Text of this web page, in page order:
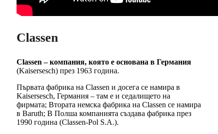
Classen
Classen – компания, която е основана в Германия
(Kaisersesch) през 1963 година.
Първата фабрика на Classen и досега се намира в
Kaisersesch, Германия – там е и седалището на
фирмата; Втората немска фабрика на Classen се намира
в Baruth; В Полша компанията създава фабрика през
1990 година (Classen-Pol S.A.).